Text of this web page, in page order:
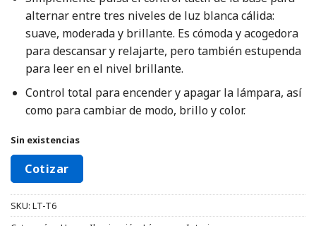
alternar entre tres niveles de luz blanca cálida:
suave, moderada y brillante. Es cómoda y acogedora
para descansar y relajarte, pero también estupenda
para leer en el nivel brillante.
Control total para encender y apagar la lámpara, así
como para cambiar de modo, brillo y color.
Sin existencias
Cotizar
SKU: LT-T6